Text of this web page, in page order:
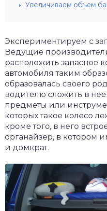
Увеличиваем объем
Экспериментируем с
Ведущие
расположить запасное
автомобиля таким
образовалась своего
водителю сложить в
предметы или
которых такое колесо
кроме того, в него
органайзер, в котором
и домкрат.